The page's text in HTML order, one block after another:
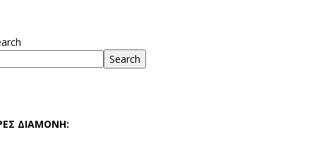
Search
ΔΙΑΜΟΝΗ: